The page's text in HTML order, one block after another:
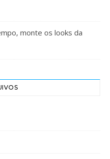
monte os looks da